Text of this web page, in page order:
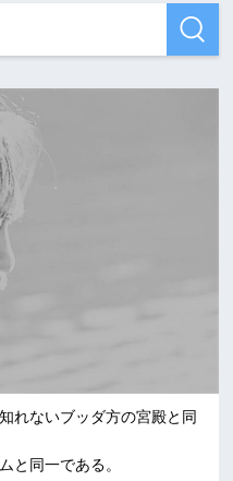
れないブッダ方の宮殿と同
と同一である。